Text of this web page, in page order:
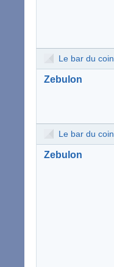
Le bar du coin
Zebulon
Le bar du coin
Zebulon